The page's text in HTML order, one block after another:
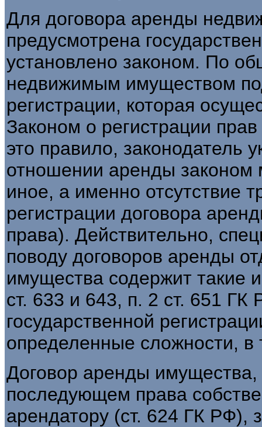
Для договора аренды
предусмотрена
установлено законом. По
недвижимым имуществом
регистрации, которая
Законом о регистрации
это правило, законодатель
отношении аренды законом
иное, а именно отсутствие
регистрации договора
права). Действительно,
поводу договоров аренды
имущества содержит такие
ст. 633 и 643, п. 2 ст. 651
государственной
определенные сложности, в
Договор аренды
последующем права
арендатору (ст. 624 ГК РФ),